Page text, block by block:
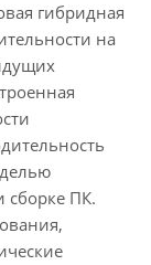
гибридная
на
сборке ПК.